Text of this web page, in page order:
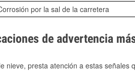
por la sal de la carretera
de advertencia
nieve, presta atención a estas